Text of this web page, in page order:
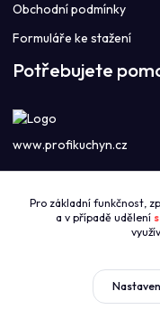
Obchodní podmínky
Formuláře ke stažení
Potřebujete
www.profikuchyn.cz
(Po-Pá 8:00-
sales@profikuchyn.cz
Pro základní funkčnost,
a v případě udělení